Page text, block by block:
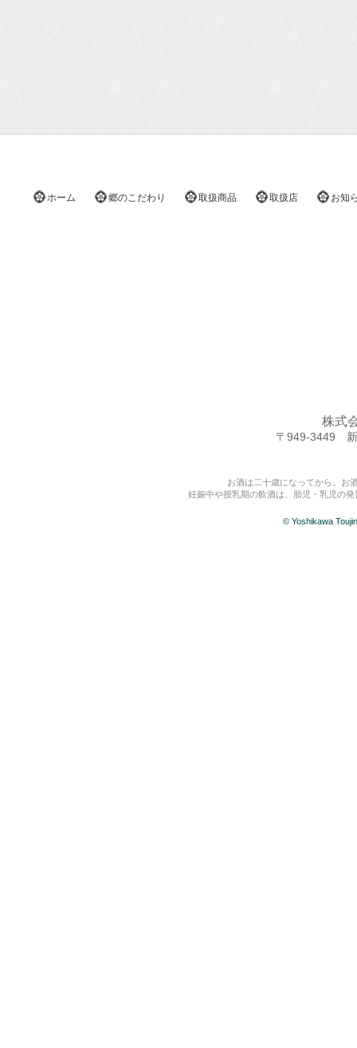
ホーム 郷のこだわり 取扱商品 取扱店 お知
株式
〒949-3449 新
お酒は二十歳になってから。お
妊娠中や授乳期の飲酒は、胎児・乳児の
© Yoshikawa